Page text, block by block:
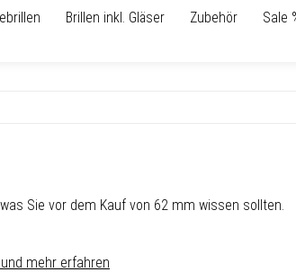
Brillen inkl. Gläser Zubehör Sale
Sie vor dem Kauf von 62 mm wissen sollten.
mehr erfahren